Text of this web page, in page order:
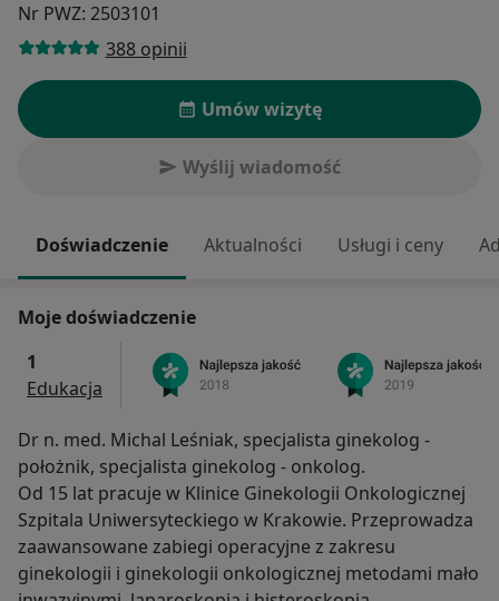
Nr PWZ: 2503101
388 opinii
Umów wizytę
Wyślij wiadomość
Doświadczenie Aktualności Usługi i ceny
Moje doświadczenie
1
Edukacja
Dr n. med. Michal Leśniak, specjalista ginekolog -
położnik, specjalista ginekolog - onkolog.
Od 15 lat pracuje w Klinice Ginekologii Onkologicznej
Szpitala Uniwersyteckiego w Krakowie. Przeprowadza
zaawansowane zabiegi operacyjne z zakresu
ginekologii i ginekologii onkologicznej metodami mało